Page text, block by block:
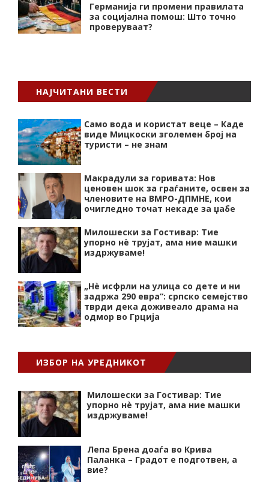
Германија ги промени правилата
за социјална помош: Што точно
проверуваат?
НАЈЧИТАНИ ВЕСТИ
Само вода и користат веце – Каде
виде Мицкоски зголемен број на
туристи – не знам
Макрадули за горивата: Нов
ценовен шок за граѓаните, освен за
членовите на ВМРО-ДПМНЕ, кои
очигледно точат некаде за џабе
Милошески за Гостивар: Тие
упорно нѐ трујат, ама ние машки
издржуваме!
„Нѐ исфрли на улица со дете и ни
задржа 290 евра“: српско семејство
тврди дека доживеало драма на
одмор во Грција
ИЗБОР НА УРЕДНИКОТ
Милошески за Гостивар: Тие
упорно нѐ трујат, ама ние машки
издржуваме!
Лепа Брена доаѓа во Крива
Паланка – Градот е подготвен, а
вие?